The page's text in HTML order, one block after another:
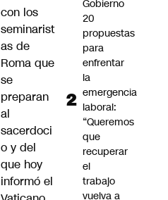
con los
seminarist
as de
Roma que
se
preparan
al
sacerdoci
o y del
que hoy
informó el
Gobierno
20
propuestas
para
enfrentar
la
emergencia
laboral:
“Queremos
que
recuperar
el
trabajo
vuelva a